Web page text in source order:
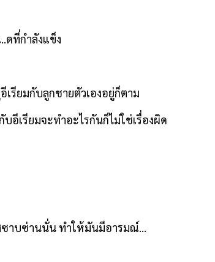
ดที่กำลังแข็ง
รียมกับลูกชายตัวเองอยู่ก็ตาม
อีเรียมจะทำอะไรกันก็ไม่ใช่เรื่องผิด
ซาบซ่านนั่น ทำให้มันมีอารมณ์...